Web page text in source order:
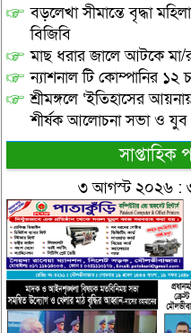
বড়লেখা সীমান্তে বৃদ্ধা
বিজিবি
মাছ ধরার জালে আটকে
ন্যাশনাল টি কোম্পানির ১২
শ্রীমঙ্গলে ‘ইতিহাসের
শীর্ষক আলোচনা সভা ও যুব
সাপ্তাহিক
৩ আগস্ট ২০২৬ :